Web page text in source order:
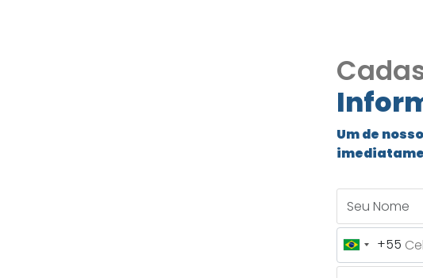
Um de
Brazil
+55
+55